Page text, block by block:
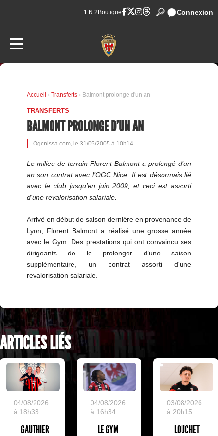
1 N 2 Boutique Connexion
Accueil › Transferts › Balmont prolonge d'un an
TRANSFERTS
BALMONT PROLONGE D'UN AN
Ogcnissa.com, le 31/05/2005 à 10h14
Le milieu de terrain Florent Balmont a prolongé d’un
an son contrat avec l’OGC Nice. Il est désormais lié
avec le club jusqu’en juin 2009, et ceci est assorti
d'une revalorisation salariale.
Arrivé en début de saison dernière en provenance de
Lyon, Florent Balmont a réalisé une grosse année
avec le Gym. Des prestations qui ont convaincu ses
dirigeants de le prolonger d’une saison
supplémentaire, un contrat assorti d'une
revalorisation salariale.
ARTICLES LIÉS
04/08/2026
à 18h33
GAUTHIER
04/08/2026
à 16h34
LE GYM
03/08/2026
à 20h15
LOUCHET